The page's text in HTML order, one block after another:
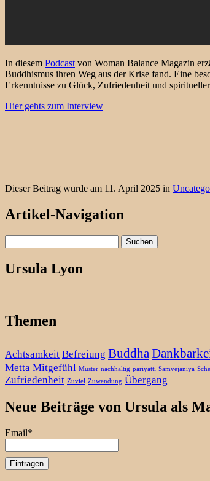
In diesem Podcastvon Woman Balance Magazin
Buddhismus ihren Weg aus der Krise fand. Eine
Erkenntnisse zu Glück, Zufriedenheit und
Hier gehts zum Interview
Dieser Beitrag wurde am 11. April 2025 in
Artikel-Navigation
nach:
Ursula Lyon
Themen
Achtsamkeit Befreiung Buddha
Metta Mitgefühl Muster nachhaltig pariyatti Samvejaniya
Zufriedenheit Zuviel Zuwendung Übergang
Neue Beiträge von Ursula als
Email*